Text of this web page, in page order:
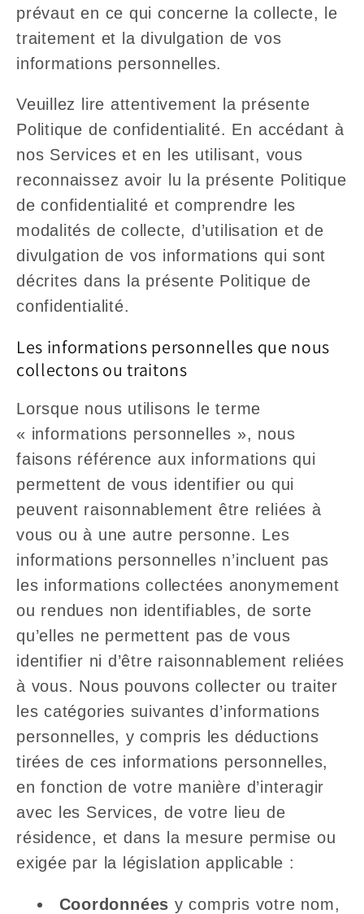
prévaut en ce qui concerne la collecte, le
traitement et la divulgation de vos
informations personnelles.
Veuillez lire attentivement la présente
Politique de confidentialité. En accédant à
nos Services et en les utilisant, vous
reconnaissez avoir lu la présente Politique
de confidentialité et comprendre les
modalités de collecte, d’utilisation et de
divulgation de vos informations qui sont
décrites dans la présente Politique de
confidentialité.
Les informations personnelles que nous
collectons ou traitons
Lorsque nous utilisons le terme
« informations personnelles », nous
faisons référence aux informations qui
permettent de vous identifier ou qui
peuvent raisonnablement être reliées à
vous ou à une autre personne. Les
informations personnelles n’incluent pas
les informations collectées anonymement
ou rendues non identifiables, de sorte
qu’elles ne permettent pas de vous
identifier ni d’être raisonnablement reliées
à vous. Nous pouvons collecter ou traiter
les catégories suivantes d’informations
personnelles, y compris les déductions
tirées de ces informations personnelles,
en fonction de votre manière d’interagir
avec les Services, de votre lieu de
résidence, et dans la mesure permise ou
exigée par la législation applicable :
Coordonnées y compris votre nom,